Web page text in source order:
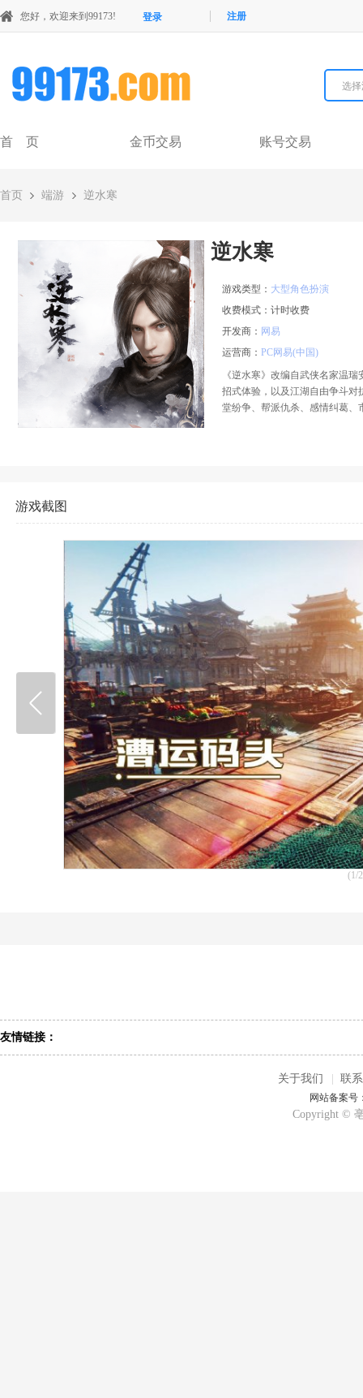
您好，欢迎来到99173! 登录 注册
选
首 页 金币交易 账号交易
首页 端游 逆水寒
逆水寒
游戏类型： 大型角色扮演
收费模式： 计时收费
开发商： 网易
运营商： PC网易(中国)
《逆水寒》改编自武侠名家温
招式体验，以及江湖自由争斗对
堂纷争、帮派仇杀、感情纠葛、
游戏截图
(1/
友情链接：
关于我们 联
网站备案号
Copyright ©